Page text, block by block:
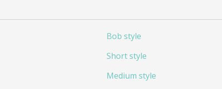
Bob style
Short style
Medium style